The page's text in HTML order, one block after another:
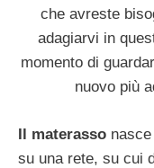
che avreste
adagiarvi in
momento di
nuovo più
Il materasso
su una rete, su cui